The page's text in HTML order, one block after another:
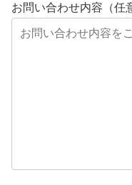
お問い合わせ内容（任